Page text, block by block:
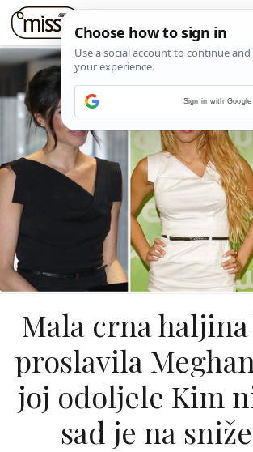
Mala crna
proslavila
joj odoljele Kim
sad je na
Sign in with Google